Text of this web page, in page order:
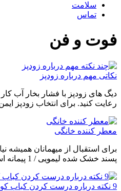
سلامت
تماس
فوت و فن
نکاتی مهم درباره زود‌پز
دیگ های زودپز با فشار بخار آب
رعایت کنید. برای انتخاب زودپز
معطر کننده خانگی
برای استقبال از میهمانان
پسند خشک شده لیمویی / 1 پیمانه اسطوخودوس خشک شده / 1 پیمانه غنچه های کوچک رز / یک…
9 نکته درباره درست کردن کباب کوبیده